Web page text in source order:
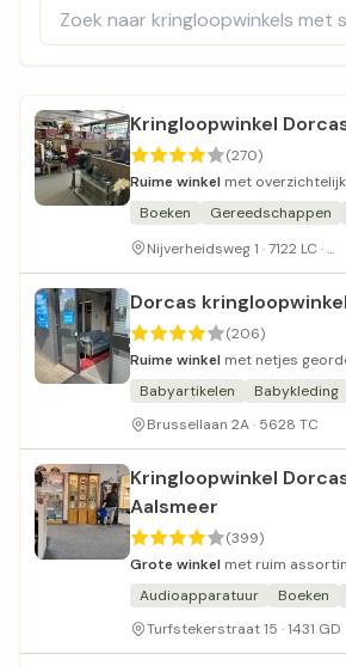
Kringloopwinkel
(270)
Ruime winkel met
vriendelijk personeel.
Boeken Gereedschappen
Nijverheidsweg 1 · 7122 LC ·
Dorcas
(206)
Ruime winkel met netjes
vriendelijk personeel.
Babyartikelen Babykleding
Brussellaan 2A · 5628 TC
Kringloopwinkel
Aalsmeer
(399)
Grote winkel met ruim
vaak onvriendelijk.
Audioapparatuur Boeken
Turfstekerstraat 15 · 1431 GD